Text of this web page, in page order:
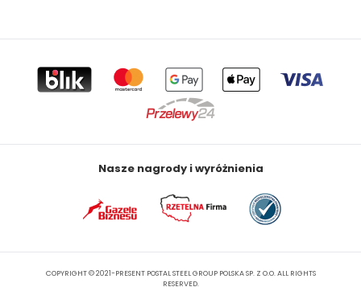
Nasze nagrody i wyróżnienia
COPYRIGHT © 2021-PRESENT POSTAL STEEL GROUP POLSKA SP. Z O.O. ALL RIGHTS
RESERVED.